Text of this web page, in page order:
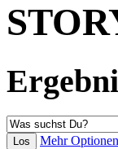
Mehr Optionen